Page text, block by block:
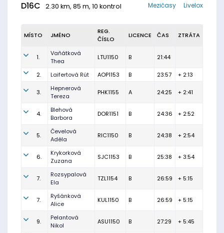
D16C 2.30 km, 85 m, 10 kontrol Livelox
Mezičasy
MÍSTO JMÉNO
REG.
ČÍSLO
LICENCE ČAS ZTRÁTA
1.
Vaňátková
Thea
LTU1150 B 21:44
2. Laifertová Rút AOP1153 B 23:57 + 2:13
3.
Hepnerová
Tereza
PHK1155 A 24:25 + 2:41
4.
Blehová
Barbora
DOR1151 B 24:36 + 2:52
5.
Čevelová
Adéla
RIC1150 B 24:38 + 2:54
6.
Krykorková
Zuzana
SJC1153 B 25:38 + 3:54
7.
Rozsypalová
Ela
TZL1154 B 26:59 + 5:15
7.
Ryšánková
Alice
KUL1150 B 26:59 + 5:15
9.
Pelantová
Nikol
ASU1150 B 27:29 + 5:45